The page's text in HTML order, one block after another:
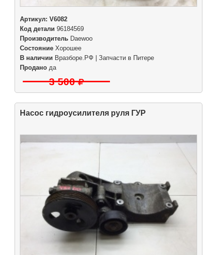
Артикул: V6082
Код детали 96184569
Производитель Daewoo
Состояние Хорошее
В наличии Вразборе.РФ | Запчасти в Питере
Продано да
3 500
Насос гидроусилителя руля ГУР